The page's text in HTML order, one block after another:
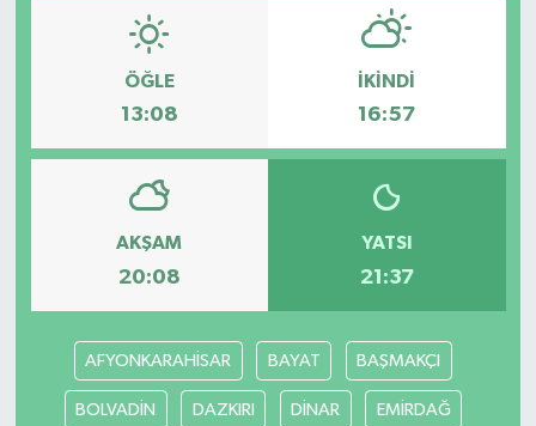
ÖĞLE
13:08
İKINDI
16:57
AKŞAM
20:08
YATSI
21:37
AFYONKARAHİSAR BAYAT BAŞMAKÇI
BOLVADİN DAZKIRI DİNAR EMİRDAĞ
Düzce
Ekonomi
Genel
Gökçebey
GÜNDEM